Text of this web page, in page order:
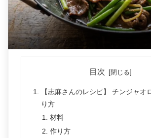
目次
【志麻さんのレシピ】 チンジャオ
り方
材料
作り方